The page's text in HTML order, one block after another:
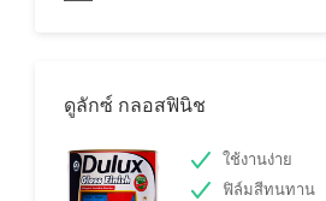
ดูลักซ์ กลอสฟินิช
ใช้งานง่าย
ฟิล์มสีทนทาน